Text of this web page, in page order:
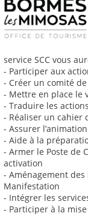
service SCC vous
- Participer aux
- Créer un comité
- Mettre en place le
- Traduire les
- Réaliser un cahier
- Assurer
- Aide à la
- Armer le Poste de
activation
- Aménagement des
Manifestation
- Intégrer les
- Participer à la